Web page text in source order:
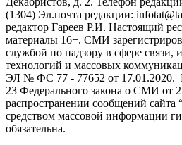
(1304) Эл.почта редакции:
редактор Гареев Р.И. Настоящий
материалы 16+. СМИ
службой по надзору в сфере
технологий и массовых
ЭЛ № ФС 77 - 77652 от 17.01.2020. В
23 Федерального закона о СМИ от
распространении сообщений сайта
средством массовой информации
обязательна.